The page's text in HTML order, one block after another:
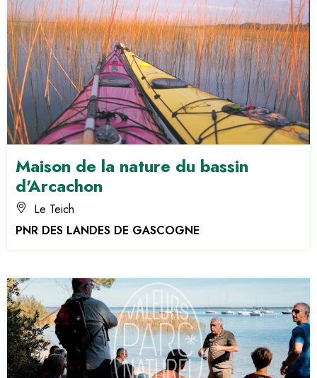
Maison de la nature du bassin
d'Arcachon
Le Teich
PNR DES LANDES DE GASCOGNE